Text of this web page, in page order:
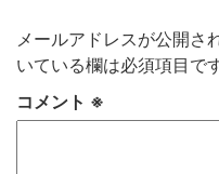
メールアドレスが公開さ
いている欄は必須項目で
コメント ※